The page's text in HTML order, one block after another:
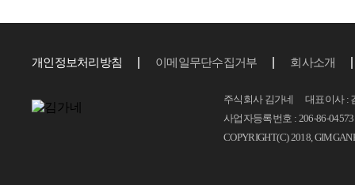
개인정보처리방침 이메일무단수집거부 회사소개
주식회사 김가네 대표이사 :
사업자등록번호 : 206-86-
COPYRIGHT(C) 2018,